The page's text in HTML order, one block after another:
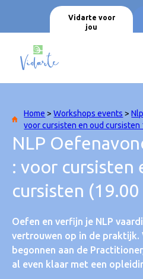
Vidarte voor
jou
Home >Workshops events >
voor cursisten en oud cursisten
NLP
: voor cursisten
cursisten
Oefen en verfijn je NLP
vertrouwen op in de praktijk.
begonnen aan de
al even klaar met een